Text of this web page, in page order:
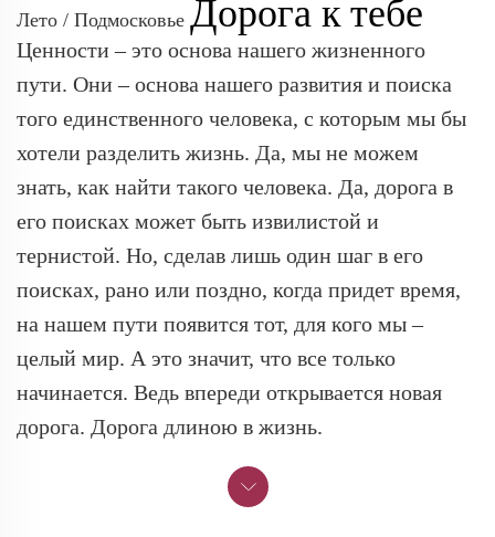
Лето / Подмосковье Дорога к тебе
Ценности – это основа нашего жизненного
пути. Они – основа нашего развития и поиска
того единственного человека, с которым мы бы
хотели разделить жизнь. Да, мы не можем
знать, как найти такого человека. Да, дорога в
его поисках может быть извилистой и
тернистой. Но, сделав лишь один шаг в его
поисках, рано или поздно, когда придет время,
на нашем пути появится тот, для кого мы –
целый мир. А это значит, что все только
начинается. Ведь впереди открывается новая
дорога. Дорога длиною в жизнь.